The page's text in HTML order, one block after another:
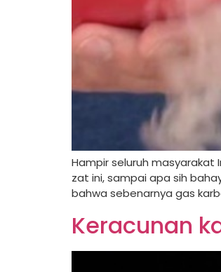
Hampir seluruh masyarakat
zat ini, sampai apa sih
bahwa sebenarnya gas
Keracunan